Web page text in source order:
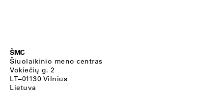
ŠMC
Šiuolaikinio meno centras
Vokiečių g. 2
LT–01130 Vilnius
Lietuva